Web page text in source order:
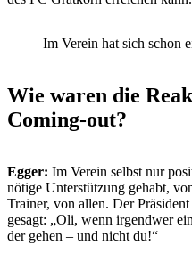
Im Verein hat sich schon
Wie waren die
Coming-out?
Egger: Im Verein selbst nur
nötige Unterstützung gehabt,
Trainer, von allen. Der
gesagt: „Oli, wenn irgendwer
der gehen – und nicht du!“